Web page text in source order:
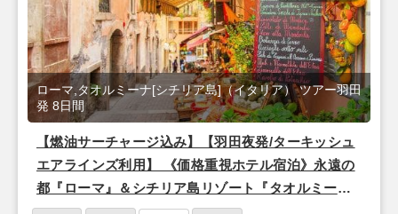
【燃油サーチャージ込み】【羽田夜発/ターキッシュ
エアラインズ利用】 《価格重視ホテル宿泊》永遠の
都『ローマ』＆シチリア島リゾート『タオルミー
ナ』8日間
ローマ,タオルミーナ[シチリア島]（イタリア） ツアー羽田
発 8日間